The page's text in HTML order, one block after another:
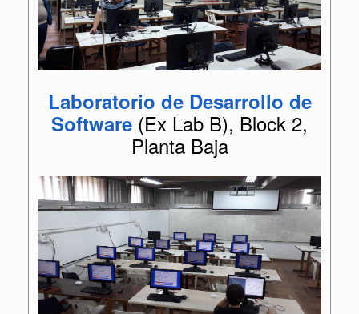
Laboratorio de Desarrollo de
Software (Ex Lab B), Block 2,
Planta Baja